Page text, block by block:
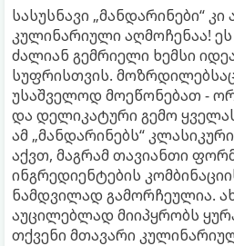
სასუსნავი „მანდარინები“
კულინარიული აღმოჩენაა!
ძალიან გემრიელი ხემსი
სუფრისთვის. მოზრდილებსაც
უსაშველოდ მოეწონებათ -
და დელიკატური გემო
ამ „მანდარინებს“
აქვთ, მაგრამ თავიანთი
ინგრედიენტების
ნამდვილად გამორჩეულია.
აუცილებლად მიიპყრობს
თქვენი მთავარი